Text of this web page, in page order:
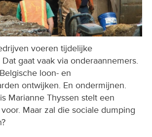
voeren tijdelijke
gaat vaak via onderaannemers.
loon- en
ontwijken. En ondermijnen.
Marianne Thyssen stelt een
Maar zal die sociale dumping